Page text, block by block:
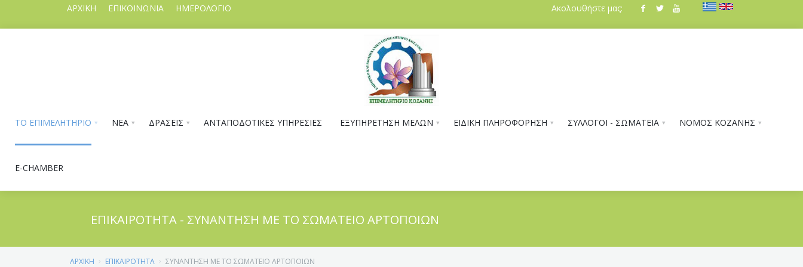
ΑΡΧΙΚΗ ΕΠΙΚΟΙΝΩΝΙΑ ΗΜΕΡΟΛΟΓΙΟ Ακολουθήστε μας:
ΤΟ ΕΠΙΜΕΛΗΤΗΡΙΟ ΝΕΑ ΔΡΑΣΕΙΣ ΑΝΤΑΠΟΔΟΤΙΚΕΣ ΥΠΗΡΕΣΙΕΣ ΕΞΥΠΗΡΕΤΗΣΗ ΜΕΛΩΝ ΕΙΔΙΚΗ ΠΛΗΡΟΦΟΡΗΣΗ ΣΥΛΛΟΓΟΙ - ΣΩΜΑΤΕΙΑ ΝΟΜΟΣ ΚΟΖΑΝΗΣ
E-CHAMBER
ΤΟ ΕΠΙΜΕΛΗΤΗΡΙΟ
ΕΠΙΚΑΙΡΟΤΗΤΑ - ΣΥΝΑΝΤΗΣΗ ΜΕ ΤΟ ΣΩΜΑΤΕΙΟ ΑΡΤΟΠΟΙΩΝ
ΑΡΧΙΚΗ ΕΠΙΚΑΙΡΟΤΗΤΑ ΣΥΝΑΝΤΗΣΗ ΜΕ ΤΟ ΣΩΜΑΤΕΙΟ ΑΡΤΟΠΟΙΩΝ